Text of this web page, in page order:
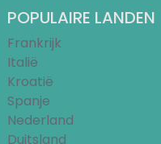
POPULAIRE LANDEN
Frankrijk
Italië
Kroatië
Spanje
Nederland
Duitsland